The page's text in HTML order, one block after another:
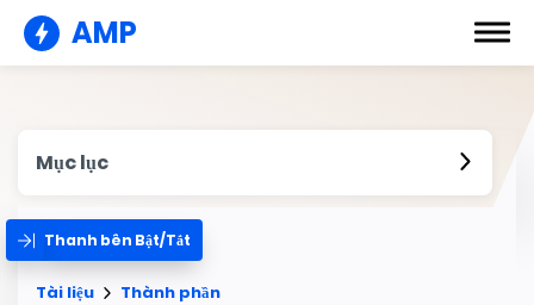
AMP
Mục lục
Thanh bên Bật/Tắt
Tài liệu Thành phần